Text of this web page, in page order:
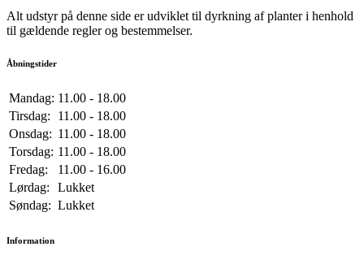
Alt udstyr på denne side er udviklet til dyrkning af planter i henhold
til gældende regler og bestemmelser.
Åbningstider
Mandag: 11.00 - 18.00
Tirsdag:
11.00 - 18.00
Onsdag: 11.00 - 18.00
Torsdag: 11.00 - 18.00
Fredag:
11.00 - 16.00
Lørdag:
Lukket
Søndag: Lukket
Information